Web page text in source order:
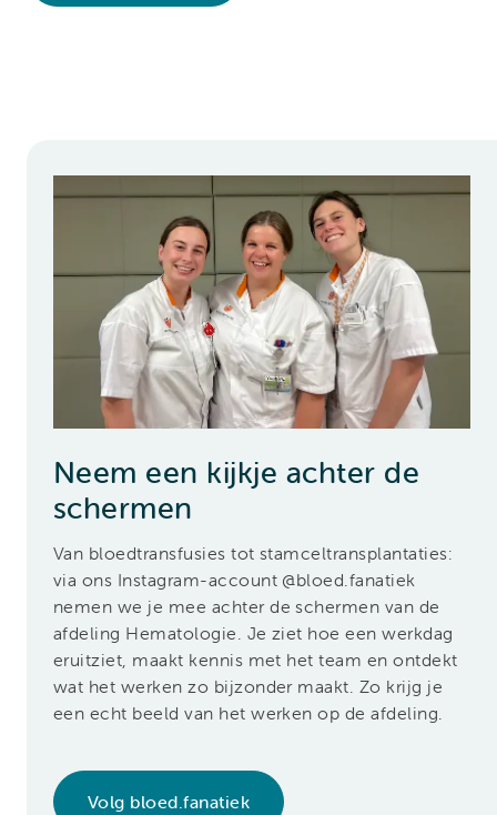
Neem een kijkje achter de
schermen
Van bloedtransfusies tot stamceltransplantaties:
via ons Instagram-account @bloed.fanatiek
nemen we je mee achter de schermen van de
afdeling Hematologie. Je ziet hoe een werkdag
eruitziet, maakt kennis met het team en ontdekt
wat het werken zo bijzonder maakt. Zo krijg je
een echt beeld van het werken op de afdeling.
Volg bloed.fanatiek